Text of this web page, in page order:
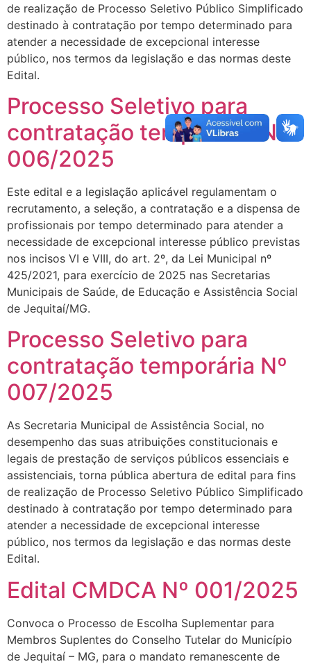
de realização de Processo Seletivo Público Simplificado
destinado à contratação por tempo determinado para
atender a necessidade de excepcional interesse
público, nos termos da legislação e das normas deste
Edital.
Processo Seletivo para
contratação temporária Nº
006/2025
Este edital e a legislação aplicável regulamentam o
recrutamento, a seleção, a contratação e a dispensa de
profissionais por tempo determinado para atender a
necessidade de excepcional interesse público previstas
nos incisos VI e VIII, do art. 2º, da Lei Municipal nº
425/2021, para exercício de 2025 nas Secretarias
Municipais de Saúde, de Educação e Assistência Social
de Jequitaí/MG.
Processo Seletivo para
contratação temporária Nº
007/2025
As Secretaria Municipal de Assistência Social, no
desempenho das suas atribuições constitucionais e
legais de prestação de serviços públicos essenciais e
assistenciais, torna pública abertura de edital para fins
de realização de Processo Seletivo Público Simplificado
destinado à contratação por tempo determinado para
atender a necessidade de excepcional interesse
público, nos termos da legislação e das normas deste
Edital.
Edital CMDCA Nº 001/2025
Convoca o Processo de Escolha Suplementar para
Membros Suplentes do Conselho Tutelar do Município
de Jequitaí – MG, para o mandato remanescente de